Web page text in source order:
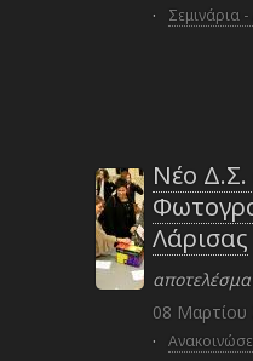
· Σεμινάρια -
Νέο Δ.Σ.
Λάρισας
08 Μαρτίου
·